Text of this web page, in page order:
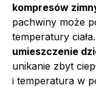
kompresów
pachwiny może
temperatury
umieszczenie
unikanie zbyt
i temperatura w